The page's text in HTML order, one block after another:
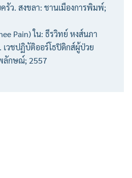
รัว. สงขลา: ชานเมืองการพิมพ์;
Pain) ใน: ธีรวิทย์ หงส์นภา
วชปฏิบัติออร์โธปิดิกส์ผู้ป่วย
ลักษณ์; 2557